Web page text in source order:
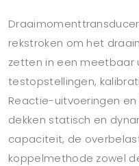
rekstroken om het
zetten in een meetbaar
testopstellingen,
Reactie-uitvoeringen
dekken statisch en
capaciteit, de
koppelmethode zowel